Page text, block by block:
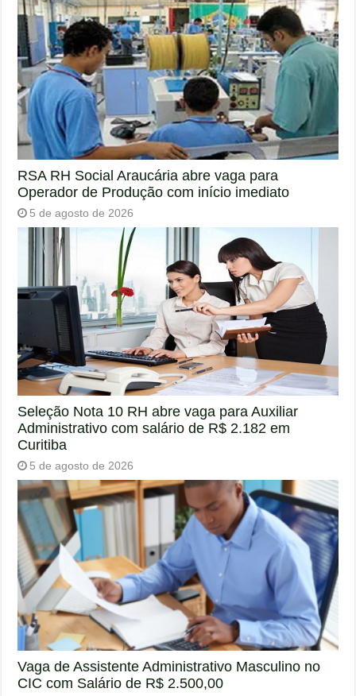
RSA RH Social Araucária abre vaga para
Operador de Produção com início imediato
5 de agosto de 2026
Seleção Nota 10 RH abre vaga para Auxiliar
Administrativo com salário de R$ 2.182 em
Curitiba
5 de agosto de 2026
Vaga de Assistente Administrativo Masculino no
CIC com Salário de R$ 2.500,00